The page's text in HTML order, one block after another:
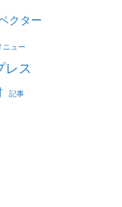
クター
ニュー
レス
記事